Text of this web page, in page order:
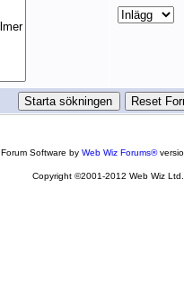
Forum Software byWeb Wiz Forums®
Copyright ©2001-2012 Web Wiz Ltd.